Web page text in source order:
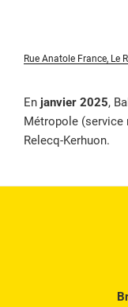
Rue Anatole France, Le
En janvier 2025,
Métropole
Relecq-Kerhuon.